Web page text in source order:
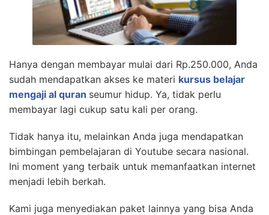
Hanya dengan membayar mulai dari Rp.250.000, Anda
sudah mendapatkan akses ke materi kursus belajar
mengaji al quran seumur hidup. Ya, tidak perlu
membayar lagi cukup satu kali per orang.
Tidak hanya itu, melainkan Anda juga mendapatkan
bimbingan pembelajaran di Youtube secara nasional.
Ini moment yang terbaik untuk memanfaatkan internet
menjadi lebih berkah.
Kami juga menyediakan paket lainnya yang bisa Anda